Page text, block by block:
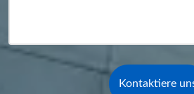
Kontaktiere